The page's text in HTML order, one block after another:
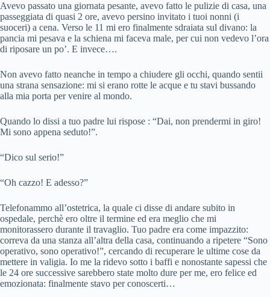
Avevo passato una giornata pesante, avevo fatto le pulizie di casa, una
passeggiata di quasi 2 ore, avevo persino invitato i tuoi nonni (i
suoceri) a cena. Verso le 11 mi ero finalmente sdraiata sul divano: la
pancia mi pesava e la schiena mi faceva male, per cui non vedevo l’ora
di riposare un po’. E invece….
Non avevo fatto neanche in tempo a chiudere gli occhi, quando sentii
una strana sensazione: mi si erano rotte le acque e tu stavi bussando
alla mia porta per venire al mondo.
Quando lo dissi a tuo padre lui rispose : “Dai, non prendermi in giro!
Mi sono appena seduto!”.
“Dico sul serio!”
“Oh cazzo! E adesso?”
Telefonammo all’ostetrica, la quale ci disse di andare subito in
ospedale, perchè ero oltre il termine ed era meglio che mi
monitorassero durante il travaglio. Tuo padre era come impazzito:
correva da una stanza all’altra della casa, continuando a ripetere “Sono
operativo, sono operativo!”, cercando di recuperare le ultime cose da
mettere in valigia. Io me la ridevo sotto i baffi e nonostante sapessi che
le 24 ore successive sarebbero state molto dure per me, ero felice ed
emozionata: finalmente stavo per conoscerti…